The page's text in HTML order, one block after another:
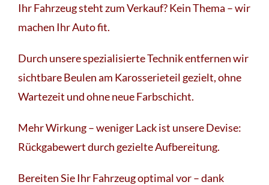
Ihr Fahrzeug steht zum Verkauf? Kein Thema – wir
machen Ihr Auto fit.
Durch unsere spezialisierte Technik entfernen wir
sichtbare Beulen am Karosserieteil gezielt, ohne
Wartezeit und ohne neue Farbschicht.
Mehr Wirkung – weniger Lack ist unsere Devise:
Rückgabewert durch gezielte Aufbereitung.
Bereiten Sie Ihr Fahrzeug optimal vor – dank